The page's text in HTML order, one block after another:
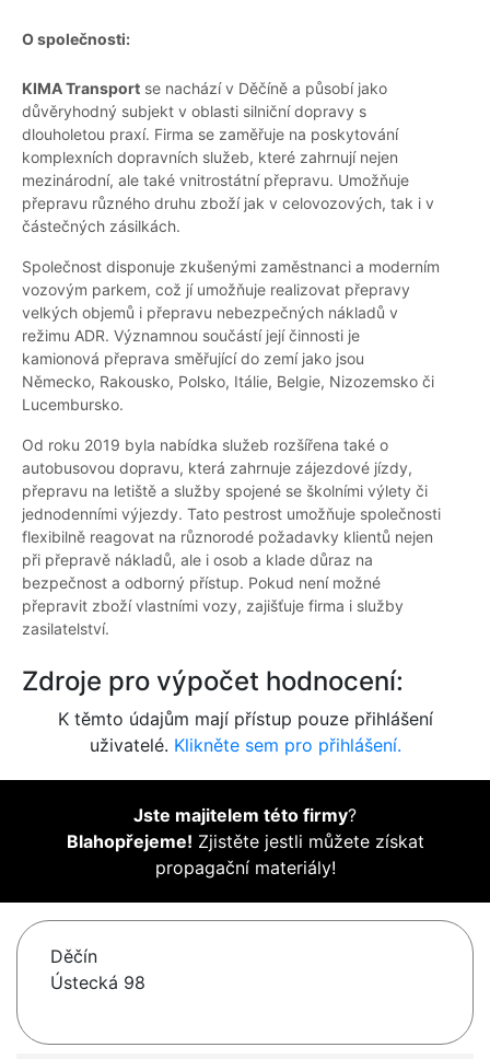
O společnosti:
KIMA Transport se nachází v Děčíně a působí jako
důvěryhodný subjekt v oblasti silniční dopravy s
dlouholetou praxí. Firma se zaměřuje na poskytování
komplexních dopravních služeb, které zahrnují nejen
mezinárodní, ale také vnitrostátní přepravu. Umožňuje
přepravu různého druhu zboží jak v celovozových, tak i v
částečných zásilkách.
Společnost disponuje zkušenými zaměstnanci a moderním
vozovým parkem, což jí umožňuje realizovat přepravy
velkých objemů i přepravu nebezpečných nákladů v
režimu ADR. Významnou součástí její činnosti je
kamionová přeprava směřující do zemí jako jsou
Německo, Rakousko, Polsko, Itálie, Belgie, Nizozemsko či
Lucembursko.
Od roku 2019 byla nabídka služeb rozšířena také o
autobusovou dopravu, která zahrnuje zájezdové jízdy,
přepravu na letiště a služby spojené se školními výlety či
jednodenními výjezdy. Tato pestrost umožňuje společnosti
flexibilně reagovat na různorodé požadavky klientů nejen
při přepravě nákladů, ale i osob a klade důraz na
bezpečnost a odborný přístup. Pokud není možné
přepravit zboží vlastními vozy, zajišťuje firma i služby
zasilatelství.
Zdroje pro výpočet hodnocení:
K těmto údajům mají přístup pouze přihlášení
uživatelé. Klikněte sem pro přihlášení.
Jste majitelem této firmy?
Blahopřejeme! Zjistěte jestli můžete získat
propagační materiály!
Děčín
Ústecká 98